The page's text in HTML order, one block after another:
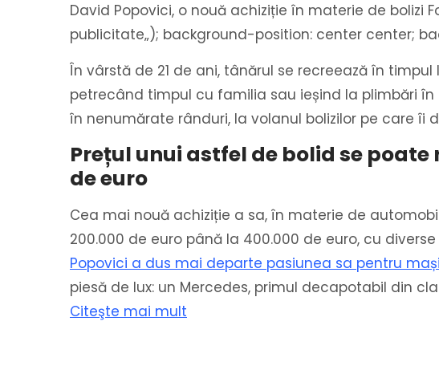
David Popovici, o nouă achiziție în materie de bolizi
publicitate„); background-position: center center;
În vârstă de 21 de ani, tânărul se recreează în
petrecând timpul cu familia sau ieșind la plimbări
în nenumărate rânduri, la volanul bolizilor pe care îi
Prețul unui astfel de bolid se poate
de euro
Cea mai nouă achiziție a sa, în materie de
200.000 de euro până la 400.000 de euro, cu
Popovici a dus mai departe pasiunea sa pentru
piesă de lux: un Mercedes, primul decapotabil din
Citeşte mai mult